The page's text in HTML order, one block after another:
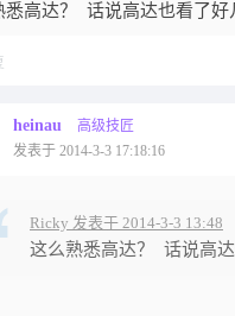
悉高达？ 话说高达也看了好
heinau
高级技匠
发表于 2014-3-3 17:18:16
Ricky 发表于 2014-3-3 13:48
这么熟悉高达？ 话说高